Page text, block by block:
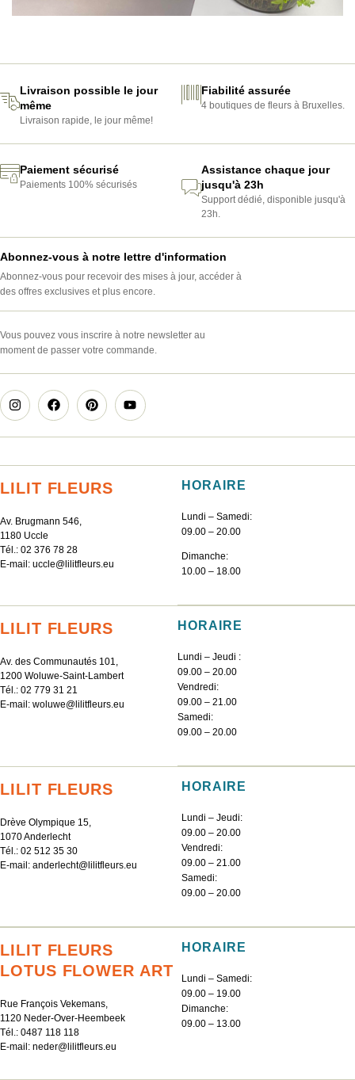
Livraison possible le jour
même
Livraison rapide, le jour même!
Fiabilité assurée
4 boutiques de fleurs à Bruxelles.
Paiement sécurisé
Paiements 100% sécurisés
Assistance chaque jour
jusqu'à 23h
Support dédié, disponible jusqu'à
23h.
Abonnez-vous à notre lettre d'information
Abonnez-vous pour recevoir des mises à jour, accéder à
des offres exclusives et plus encore.
Vous pouvez vous inscrire à notre newsletter au
moment de passer votre commande.
LILIT FLEURS
Av. Brugmann 546,
1180 Uccle
Tél.: 02 376 78 28
E-mail: uccle@lilitfleurs.eu
HORAIRE
Lundi – Samedi:
09.00 – 20.00
Dimanche:
10.00 – 18.00
LILIT FLEURS
Av. des Communautés 101,
1200 Woluwe-Saint-Lambert
Tél.: 02 779 31 21
E-mail: woluwe@lilitfleurs.eu
HORAIRE
Lundi – Jeudi :
09.00 – 20.00
Vendredi:
09.00 – 21.00
Samedi:
09.00 – 20.00
LILIT FLEURS
Drève Olympique 15,
1070 Anderlecht
Tél.: 02 512 35 30
E-mail: anderlecht@lilitfleurs.eu
HORAIRE
Lundi – Jeudi:
09.00 – 20.00
Vendredi:
09.00 – 21.00
Samedi:
09.00 – 20.00
LILIT FLEURS
LOTUS FLOWER ART
Rue François Vekemans,
1120 Neder-Over-Heembeek
Tél.: 0487 118 118
E-mail: neder@lilitfleurs.eu
HORAIRE
Lundi – Samedi:
09.00 – 19.00
Dimanche:
09.00 – 13.00